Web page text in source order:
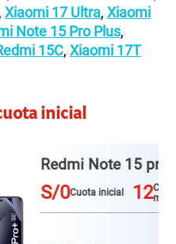
Xiaomi 17 Ultra, Xiaomi
Note 15 Pro Plus,
15C, Xiaomi 17T
inicial
Note 15 pro plus
12Cuotas
mensuales